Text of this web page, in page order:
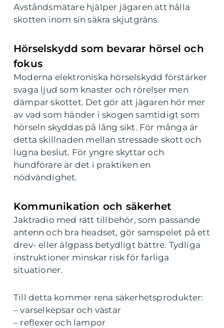
Avståndsmätare hjälper jägaren att hålla
skotten inom sin säkra skjutgräns.
Hörselskydd som bevarar hörsel och
fokus
Moderna elektroniska hörselskydd förstärker
svaga ljud som knaster och rörelser men
dämpar skottet. Det gör att jägaren hör mer
av vad som händer i skogen samtidigt som
hörseln skyddas på lång sikt. För många är
detta skillnaden mellan stressade skott och
lugna beslut. För yngre skyttar och
hundförare är det i praktiken en
nödvändighet.
Kommunikation och säkerhet
Jaktradio med rätt tillbehör, som passande
antenn och bra headset, gör samspelet på ett
drev- eller älgpass betydligt bättre. Tydliga
instruktioner minskar risk för farliga
situationer.
Till detta kommer rena säkerhetsprodukter:
– varselkepsar och västar
– reflexer och lampor